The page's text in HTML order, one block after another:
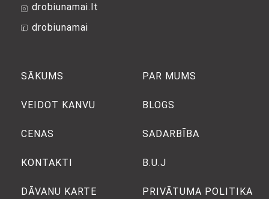
SĀKUMS
VEIDOT KANVU
CENAS
KONTAKTI
DĀVANU KARTE
PAR MUMS
BLOGS
SADARBĪBA
B.U.J
PRIVĀTUMA POLITIKA
drobiunamai.lt
drobiunamai